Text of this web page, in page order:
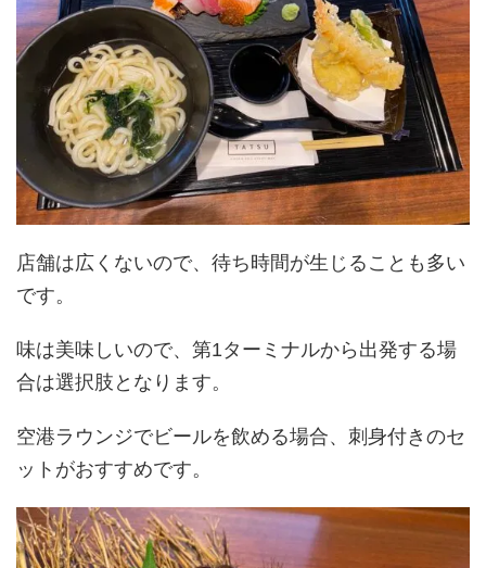
店舗は広くないので、待ち時間が生じることも多い
です。
味は美味しいので、第1ターミナルから出発する場
合は選択肢となります。
空港ラウンジでビールを飲める場合、刺身付きのセ
ットがおすすめです。